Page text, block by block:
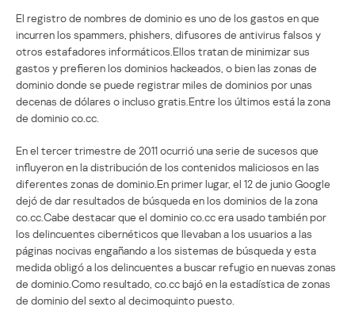
El registro de nombres de dominio es uno de los gastos en que
incurren los spammers, phishers, difusores de antivirus falsos y
otros estafadores informáticos.Ellos tratan de minimizar sus
gastos y prefieren los dominios hackeados, o bien las zonas de
dominio donde se puede registrar miles de dominios por unas
decenas de dólares o incluso gratis.Entre los últimos está la zona
de dominio co.cc.
En el tercer trimestre de 2011 ocurrió una serie de sucesos que
influyeron en la distribución de los contenidos maliciosos en las
diferentes zonas de dominio.En primer lugar, el 12 de junio Google
dejó de dar resultados de búsqueda en los dominios de la zona
co.cc.Cabe destacar que el dominio co.cc era usado también por
los delincuentes cibernéticos que llevaban a los usuarios a las
páginas nocivas engañando a los sistemas de búsqueda y esta
medida obligó a los delincuentes a buscar refugio en nuevas zonas
de dominio.Como resultado, co.cc bajó en la estadística de zonas
de dominio del sexto al decimoquinto puesto.